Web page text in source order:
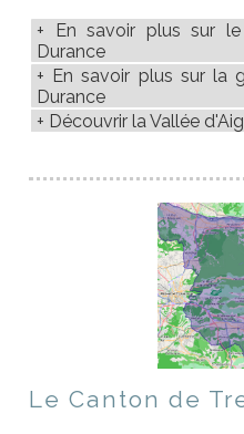
En savoir plus sur
Durance
En savoir plus sur la
Durance
Découvrir la Vallée
Le Canton de